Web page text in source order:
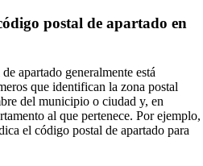
postal de apartado en
apartado generalmente está
que identifican la zona postal
del municipio o ciudad y, en
al que pertenece. Por ejemplo,
el código postal de apartado para